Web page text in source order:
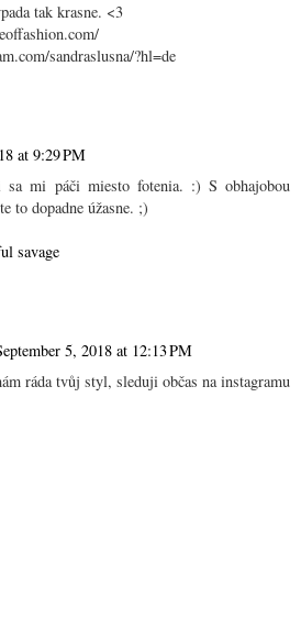
tak krasne. <3
sandraslusna/?hl=de
at 9:29 PM
sa mi páči miesto fotenia. :) S obhajobou
to dopadne úžasne. ;)
savage
5, 2018 at 12:13 PM
ráda tvůj styl, sleduji občas na instagramu